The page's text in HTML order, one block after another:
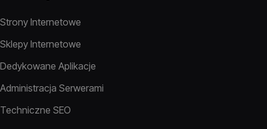
Strony Internetowe
Sklepy Internetowe
Dedykowane Aplikacje
Administracja Serwerami
Techniczne SEO